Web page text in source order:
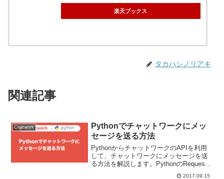
楽天ブックス
タカハシノリアキ
関連記事
Chatwork
Pythonでチャットワークにメッ
セージを送る方法
PythonからチャットワークのAPIを利用
して、チャットワークにメッセージを送
る方法を解説します。PythonのRequests
というモジュールを使用します。2017.09.15